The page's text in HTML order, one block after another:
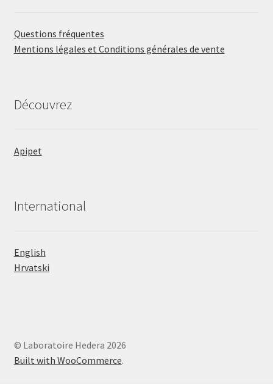
Questions fréquentes
Mentions légales et Conditions générales de vente
Découvrez
Apipet
International
English
Hrvatski
© Laboratoire Hedera 2026
Built with WooCommerce.